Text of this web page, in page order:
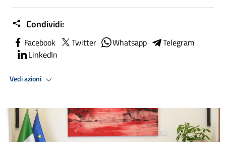
Condividi:
Facebook Twitter Whatsapp
Telegram
LinkedIn
Vedi azioni